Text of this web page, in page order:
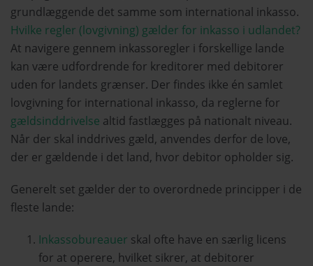
grundlæggende det samme som international inkasso.
Hvilke regler (lovgivning) gælder for inkasso i udlandet?
At navigere gennem inkassoregler i forskellige lande
kan være udfordrende for kreditorer med debitorer
uden for landets grænser. Der findes ikke én samlet
lovgivning for international inkasso, da reglerne for
gældsinddrivelse altid fastlægges på nationalt niveau.
Når der skal inddrives gæld, anvendes derfor de love,
der er gældende i det land, hvor debitor opholder sig.
Generelt set gælder der to overordnede principper i de
fleste lande:
Inkassobureauer skal ofte have en særlig licens
for at operere, hvilket sikrer, at debitorer